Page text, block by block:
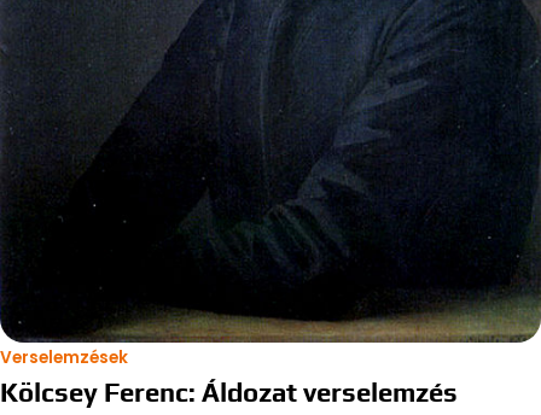
Verselemzések
Kölcsey Ferenc: Áldozat verselemzés